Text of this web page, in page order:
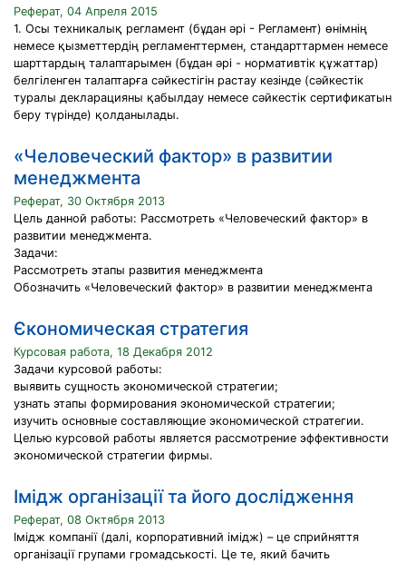
Реферат, 04 Апреля 2015
1. Осы техникалық регламент (бұдан әрі - Регламент) өнімнің
немесе қызметтердің регламенттермен, стандарттармен немесе
шарттардың талаптарымен (бұдан әрі - нормативтік құжаттар)
белгіленген талаптарға сәйкестігін растау кезінде (сәйкестік
туралы декларацияны қабылдау немесе сәйкестік сертификатын
беру түрінде) қолданылады.
«Человеческий фактор» в развитии
менеджмента
Реферат, 30 Октября 2013
Цель данной работы: Рассмотреть «Человеческий фактор» в
развитии менеджмента.
Задачи:
Рассмотреть этапы развития менеджмента
Обозначить «Человеческий фактор» в развитии менеджмента
Єкономическая стратегия
Курсовая работа, 18 Декабря 2012
Задачи курсовой работы:
выявить сущность экономической стратегии;
узнать этапы формирования экономической стратегии;
изучить основные составляющие экономической стратегии.
Целью курсовой работы является рассмотрение эффективности
экономической стратегии фирмы.
Імідж організації та його дослідження
Реферат, 08 Октября 2013
Імідж компанії (далі, корпоративний імідж) – це сприйняття
організації групами громадськості. Це те, який бачить